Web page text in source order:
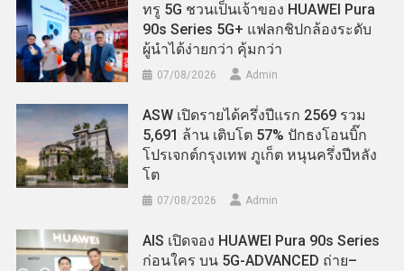
ทรู 5G ชวนเป็นเจ้าของ HUAWEI Pura
90s Series 5G+ แฟลกชิปกล้องระดับ
ผู้นำได้ง่ายกว่า คุ้มกว่า
07/08/2026 Admin
ASW เปิดรายได้ครึ่งปีแรก 2569 รวม
5,691 ล้าน เติบโต 57% ปักธงโอนบิ๊ก
โปรเจกต์กรุงเทพ ภูเก็ต หนุนครึ่งปีหลัง
โต
07/08/2026 Admin
AIS เปิดจอง HUAWEI Pura 90s Series
ก่อนใคร บน 5G-ADVANCED ถ่าย–